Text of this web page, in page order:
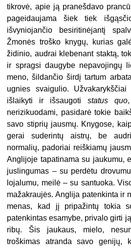
tikrovė, apie ją pranešdavo
pageidaujama šiek tiek
išvyniojančio besiritinėjantį
Žmonės troško knygų, kurias
židinio, audrai klebenant staktą,
ir spragsi daugybe nepavojingų
meno, šildančio širdį tartum
ugnies svaigulio.
išlaikyti ir išsaugotistatus quo
nerizikuodami, pasidarė tokie
savo stiprių jausmų. Knygose,
gerai suderintų aistrų, be
normalių, padoriai reiškiamų
Anglijoje tapatinama su jaukumu,
juslingumas – su perdėtu
lojalumu, meilė – su santuoka.
mažakraujės. Anglija patenkinta ir
menas, kad jį pripažintų tokia
patenkintas esamybe, privalo girti
ribų. Šis jaukaus, mielo,
troškimas atranda savo genijų,